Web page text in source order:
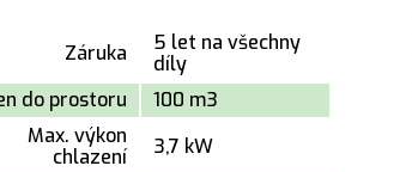
Záruka
5 let na všechny
díly
do prostoru
100 m3
Max. výkon
chlazení
3,7 kW